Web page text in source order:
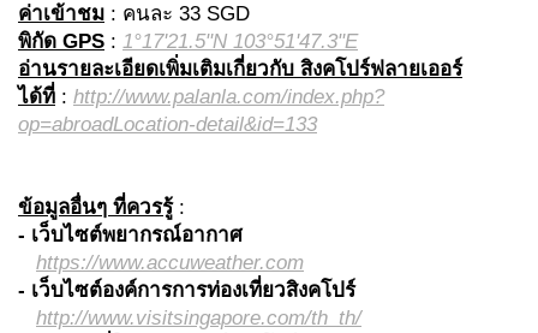
ค่าเข้าชม : คนละ 33 SGD
พิกัด GPS : 1°17'21.5"N 103°51'47.3"E
อ่านรายละเอียดเพิ่มเติมเกี่ยวกับ สิงคโปร์ฟลายเออร์
ได้ที่ : http://www.palanla.com/index.php?
op=abroadLocation-detail&id=133
ข้อมูลอื่นๆ ที่ควรรู้:
- เว็บไซต์พยากรณ์อากาศ
https://www.accuweather.com
- เว็บไซต์องค์การการท่องเที่ยวสิงคโปร์
http://www.visitsingapore.com/th_th/